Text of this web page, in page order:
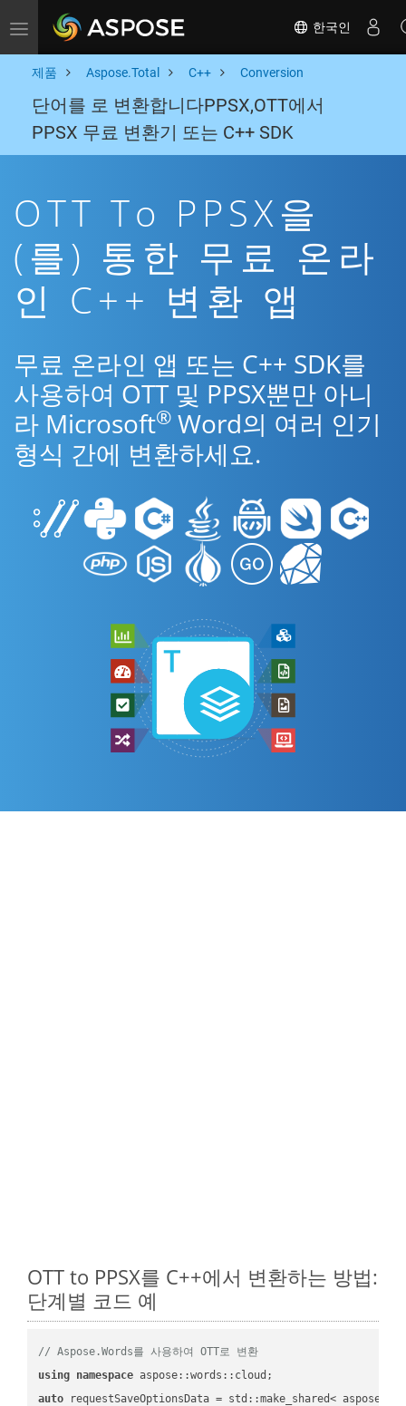
Toggle navigation 한국인
제품 Aspose.Total C++ Conversion
단어를 로 변환합니다PPSX,OTT에서
PPSX 무료 변환기 또는 C++ SDK
OTT To PPSX을
(를) 통한 무료 온라
인 C++ 변환 앱
무료 온라인 앱 또는 C++ SDK를
사용하여 OTT 및 PPSX뿐만 아니
라 Microsoft® Word의 여러 인기
형식 간에 변환하세요.
OTT to PPSX를 C++에서 변환하는 방법:
단계별 코드 예
// Aspose.Words를 사용하여 OTT로 변환
using namespace
auto requestSaveOptionsData = std::make_shared<